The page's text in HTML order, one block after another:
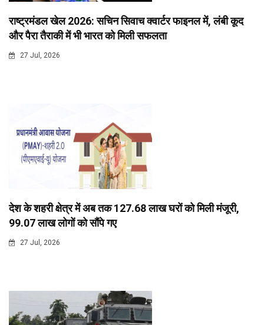
राष्ट्रमंडल खेल 2026: सचिन सिवाच क्वार्टर फाइनल में, लंबी कूद
और पैरा तैराकी में भी भारत को मिली सफलता
27 Jul, 2026
देश के शहरी क्षेत्र में अब तक 127.68 लाख घरों को मिली मंजूरी,
99.07 लाख लोगों को सौंपे गए
27 Jul, 2026